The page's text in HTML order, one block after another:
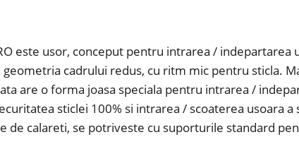
este usor, conceput pentru intrarea / indepartarea
cadrului redus, cu ritm mic pentru sticla.
are o forma joasa speciala pentru intrarea /
sticlei 100% si intrarea / scoaterea usoara a
de calareti, se potriveste cu suporturile standard